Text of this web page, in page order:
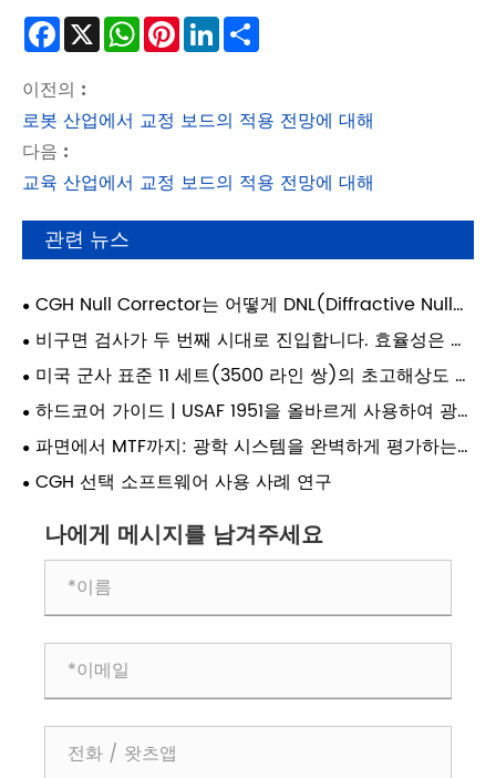
Facebook
X WhatsApp
Pinterest
LinkedIn
이전의 :
로봇 산업에서 교정 보드의 적용 전망에 대해
다음 :
교육 산업에서 교정 보드의 적용 전망에 대해
관련 뉴스
CGH Null Corrector는 어떻게 DNL(Diffractive Null
Lens) 역할을 하여 고정밀 비구면 테스트를 가능하게 합
니까?
비구면 검사가 두 번째 시대로 진입합니다. 효율성은 미
래 광학 제조의 질적 변화의 생명선을 어떻게 정의합니
까?미국 군사 표준 11 세트(3500 라인 쌍)의 초고해상도 테
스트 대상: 고급 렌즈의 실제 해상도 성능에 대한 핵심 검
증 표준입니다.
하드코어 가이드 | USAF 1951을 올바르게 사용하여 광
학 시스템 해상도를 교정하는 방법은 무엇입니까?
파면에서 MTF까지: 광학 시스템을 완벽하게 평가하는
방법은 무엇입니까?
CGH 선택 소프트웨어 사용 사례 연구
나에게 메시지를 남겨주세요